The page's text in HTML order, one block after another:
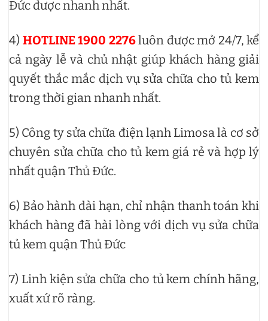
Đức được nhanh nhất.
4) HOTLINE 1900 2276luôn được mở 24/7, kể
cả ngày lễ và chủ nhật giúp khách hàng giải
quyết thắc mắc dịch vụ sửa chữa cho tủ kem
trong thời gian nhanh nhất.
5) Công ty sửa chữa điện lạnh Limosa là cơ sở
chuyên sửa chữa cho tủ kem giá rẻ và hợp lý
nhất quận Thủ Đức.
6) Bảo hành dài hạn, chỉ nhận thanh toán khi
khách hàng đã hài lòng với dịch vụ sửa chữa
tủ kem quận Thủ Đức
7) Linh kiện sửa chữa cho tủ kem chính hãng,
xuất xứ rõ ràng.